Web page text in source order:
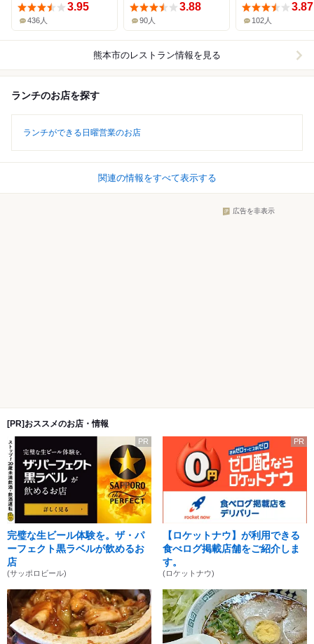
3.95
436人
3.88
90人
3.87
102人
熊本市のレストラン情報を見る
ランチのお店を探す
ランチができる日曜営業のお店
関連の情報をすべて表示する
広告を非表示
[PR]おススメのお店・情報
PR
完璧な生ビール体験を。ザ・パ
ーフェクト黒ラベルが飲めるお
店
(サッポロビール)
PR
【ロケットナウ】が利用できる
食べログ掲載店舗をご紹介しま
す。
(ロケットナウ)